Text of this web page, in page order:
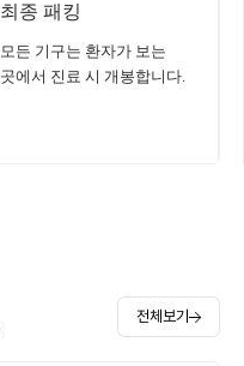
최종 패킹
모든 기구는 환자가 보는
곳에서 진료 시 개봉합니다.
전체보기